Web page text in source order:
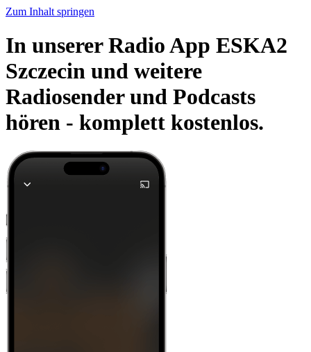
Zum Inhalt springen
In unserer Radio App ESKA2
Szczecin und weitere
Radiosender und Podcasts
hören - komplett kostenlos.